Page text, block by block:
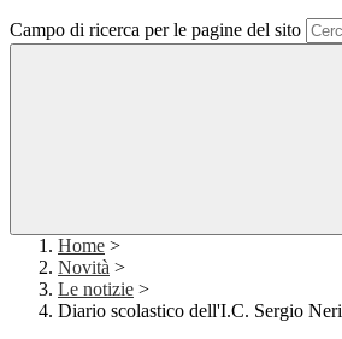
Campo di ricerca per le pagine del sito
Home >
Novità >
Le notizie >
Diario scolastico dell'I.C. Sergio Neri